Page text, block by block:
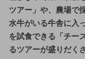
ツアー」や、農場で
水牛がいる牛舎に入
を試食できる「チー
るツアーが盛りだく